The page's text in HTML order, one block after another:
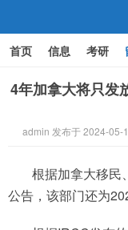
首页 信息 考研
文化 家庭教育
4年加拿大将只发
admin 发布于 2024-05-
根据加拿大移民
公告，该部门还为